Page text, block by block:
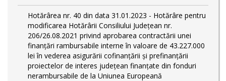
Hotărârea nr. 40 din data 31.01.2023 - Hotărâre pentru
modificarea Hotărârii Consiliului Judeţean nr.
206/26.08.2021 privind aprobarea contractării unei
finanţări rambursabile interne în valoare de 43.227.000
lei în vederea asigurării cofinanţării şi prefinanţării
proiectelor de interes judeţean finanţate din fonduri
nerambursabile de la Uniunea Europeană